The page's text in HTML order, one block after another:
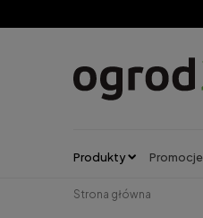
Produkty Promocje
Strona główna